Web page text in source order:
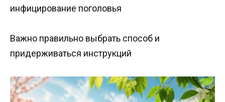
инфицирование поголовья
Важно правильно выбрать способ и
придерживаться инструкций